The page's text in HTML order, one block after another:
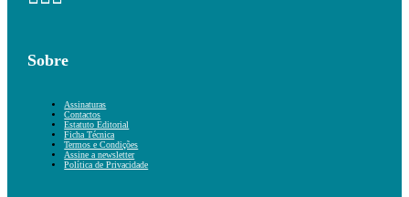
Sobre
Assinaturas
Contactos
Estatuto Editorial
Ficha Técnica
Termos e Condições
Assine a newsletter
Política de Privacidade